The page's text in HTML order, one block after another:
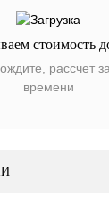
стоимость
рассчет
времени